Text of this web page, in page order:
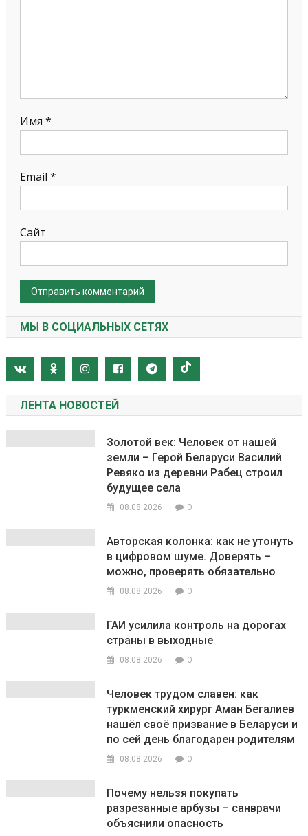
Имя *
Email *
Сайт
МЫ В СОЦИАЛЬНЫХ СЕТЯХ
ЛЕНТА НОВОСТЕЙ
Золотой век: Человек от нашей
земли – Герой Беларуси Василий
Ревяко из деревни Рабец строил
будущее села
08.08.2026 0
Авторская колонка: как не утонуть
в цифровом шуме. Доверять –
можно, проверять обязательно
08.08.2026 0
ГАИ усилила контроль на дорогах
страны в выходные
08.08.2026 0
Человек трудом славен: как
туркменский хирург Аман Бегалиев
нашёл своё призвание в Беларуси и
по сей день благодарен родителям
08.08.2026 0
Почему нельзя покупать
разрезанные арбузы – санврачи
объяснили опасность